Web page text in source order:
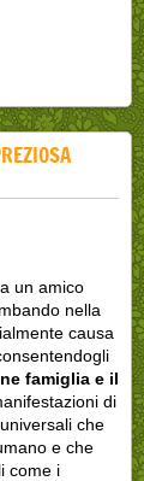
un amico
nella
causa
famiglia e il
di
che
e che
come i